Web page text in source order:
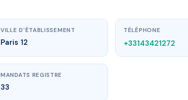
VILLE D'ÉTABLISSEMENT
Paris 12
TÉLÉPHONE
+33143421272
MANDATS REGISTRE
33